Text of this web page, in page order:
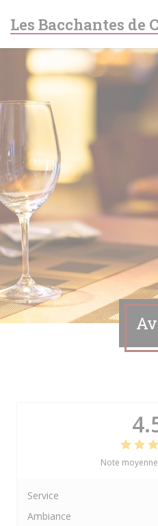
Les Bacchantes de
Note
Service
Ambiance